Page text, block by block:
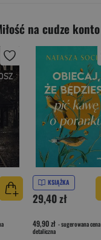
na cudze konto
KSIĄŻKA
29,40 zł
49,90 zł - sugerowana cena
detaliczna